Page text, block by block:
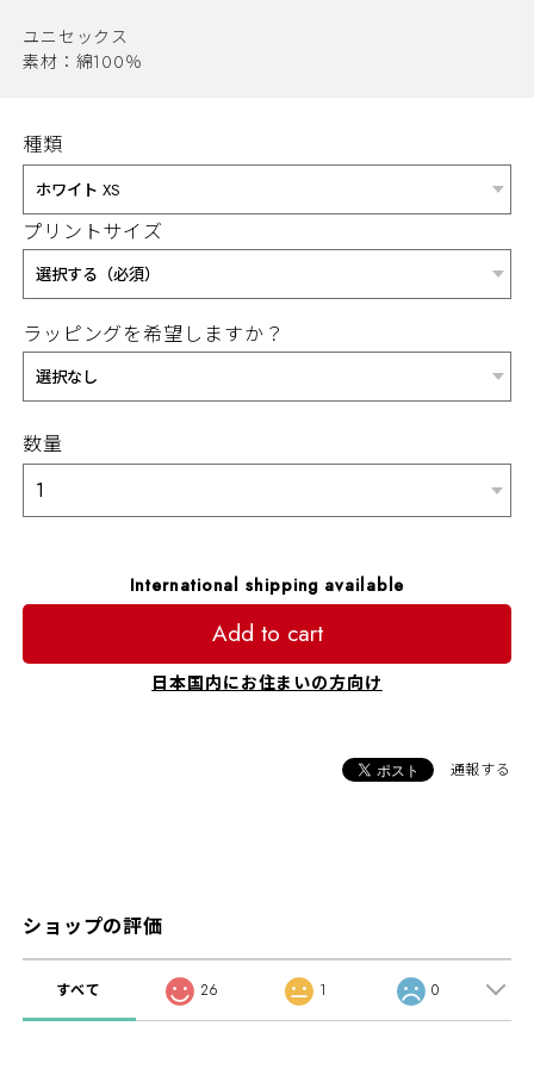
ユニセックス
素材：綿100％
種類
プリントサイズ
ラッピングを希望しますか？
数量
International shipping available
Add to cart
日本国内にお住まいの方向け
通報する
ショップの評価
すべて 26 1 0